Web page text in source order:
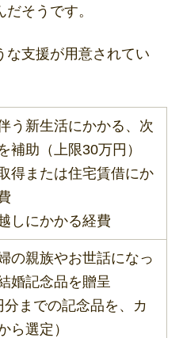
そうです。
な支援が用意されてい
う新生活にかかる、次
補助（上限30万円）
得または住宅賃借にか
しにかかる経費
の親族やお世話になっ
婚記念品を贈呈
分までの記念品を、カ
ら選定）